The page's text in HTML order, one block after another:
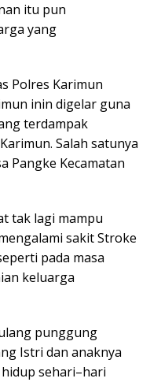
itu pun
yang
Polres Karimun
inin digelar guna
terdampak
Salah satunya
Pangke Kecamatan
tak lagi mampu
sakit Stroke
pada masa
keluarga
punggung
Istri dan anaknya
sehari–hari